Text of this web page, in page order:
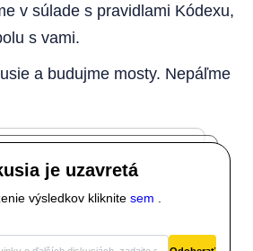
v súlade s pravidlami Kódexu,
s vami.
a budujme mosty. Nepáľme